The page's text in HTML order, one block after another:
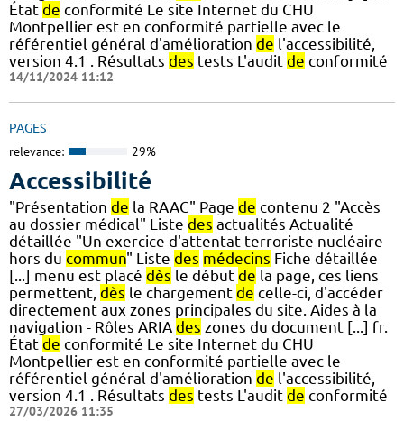
État de conformité Le site Internet du CHU
Montpellier est en conformité partielle avec le
référentiel général d'amélioration de l'accessibilité,
version 4.1 . Résultats des tests L'audit de conformité
14/11/2024 11:12
PAGES
relevance: 29%
Accessibilité
"Présentation de la RAAC" Page de contenu 2 "Accès
au dossier médical" Liste des actualités Actualité
détaillée "Un exercice d'attentat terroriste nucléaire
hors du commun" Liste des médecins Fiche détaillée
[...] menu est placé dès le début de la page, ces liens
permettent, dès le chargement de celle-ci, d'accéder
directement aux zones principales du site. Aides à la
navigation - Rôles ARIA des zones du document [...] fr.
État de conformité Le site Internet du CHU
Montpellier est en conformité partielle avec le
référentiel général d'amélioration de l'accessibilité,
version 4.1 . Résultats des tests L'audit de conformité
27/03/2026 11:35